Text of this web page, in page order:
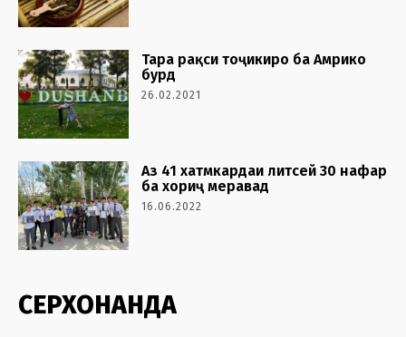
Тара рақси тоҷикиро ба Амрико
бурд
26.02.2021
Аз 41 хатмкардаи литсей 30 нафар
ба хориҷ меравад
16.06.2022
СЕРХОНАНДА